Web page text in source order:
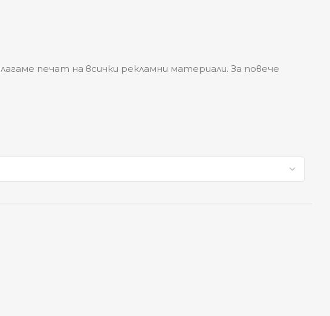
печат на всички рекламни материали. За повече